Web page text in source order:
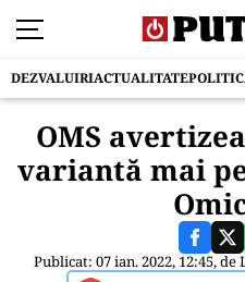
DEZVALUIRIACTUALITATE
OMS
variantă mai
Publicat: 07 ian. 2022, 12:45, de